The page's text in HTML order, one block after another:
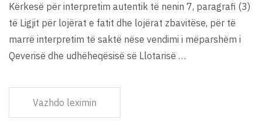
Kërkesë për interpretim autentik të nenin 7, paragrafi (3)
të Ligjit për lojërat e fatit dhe lojërat zbavitëse, për të
marrë interpretim të saktë nëse vendimi i mëparshëm i
Qeverisë dhe udhëheqësisë së Llotarisë …
Vazhdo leximin